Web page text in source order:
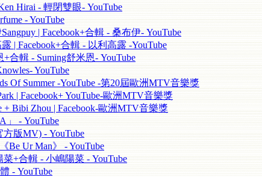
Hirai - 輕閉雙眼- YouTube
- YouTube
| Facebook+合輯 - 桑布伊- YouTube
| Facebook+合輯 - 以利高露 -YouTube
合輯 - Suming舒米恩- YouTube
YouTube
Of Summer -YouTube -第20屆歐洲MTV音樂獎
| Facebook+ YouTube-歐洲MTV音樂獎
+ Bibi Zhou | Facebook-歐洲MTV音樂獎
」 - YouTube
版MV) - YouTube
Be Ur Man》 - YouTube
+合輯 - 小嶋陽菜 - YouTube
- YouTube